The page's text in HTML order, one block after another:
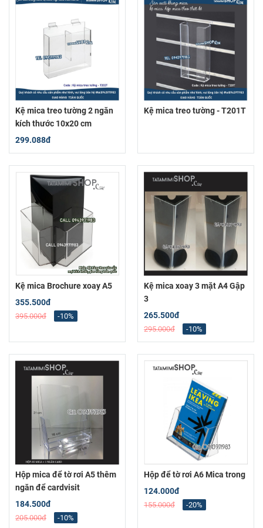
Kệ mica treo tường 2 ngăn
kích thước 10x20 cm
299.088đ
Kệ mica treo tường - T201T
Kệ mica Brochure xoay A5
355.500đ
395.000đ -10%
Kệ mica xoay 3 mặt A4 Gập
3
265.500đ
295.000đ -10%
Hộp mica để tờ rơi A5 thêm
ngăn để cardvisit
184.500đ
205.000đ -10%
Hộp để tờ rơi A6 Mica trong
124.000đ
155.000đ -20%